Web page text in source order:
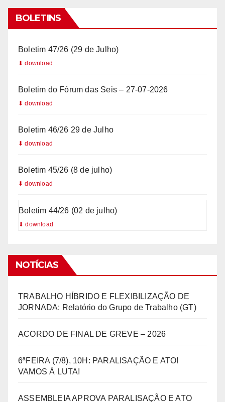
+
BOLETINS
Boletim 47/26 (29 de Julho)
Boletim do Fórum das Seis – 27-07-2026
Boletim 46/26 29 de Julho
Boletim 45/26 (8 de julho)
Boletim 44/26 (02 de julho)
NOTÍCIAS
TRABALHO HÍBRIDO E FLEXIBILIZAÇÃO DE
JORNADA: Relatório do Grupo de Trabalho (GT)
ACORDO DE FINAL DE GREVE – 2026
6ªFEIRA (7/8), 10H: PARALISAÇÃO E ATO!
VAMOS À LUTA!
ASSEMBLEIA APROVA PARALISAÇÃO E ATO